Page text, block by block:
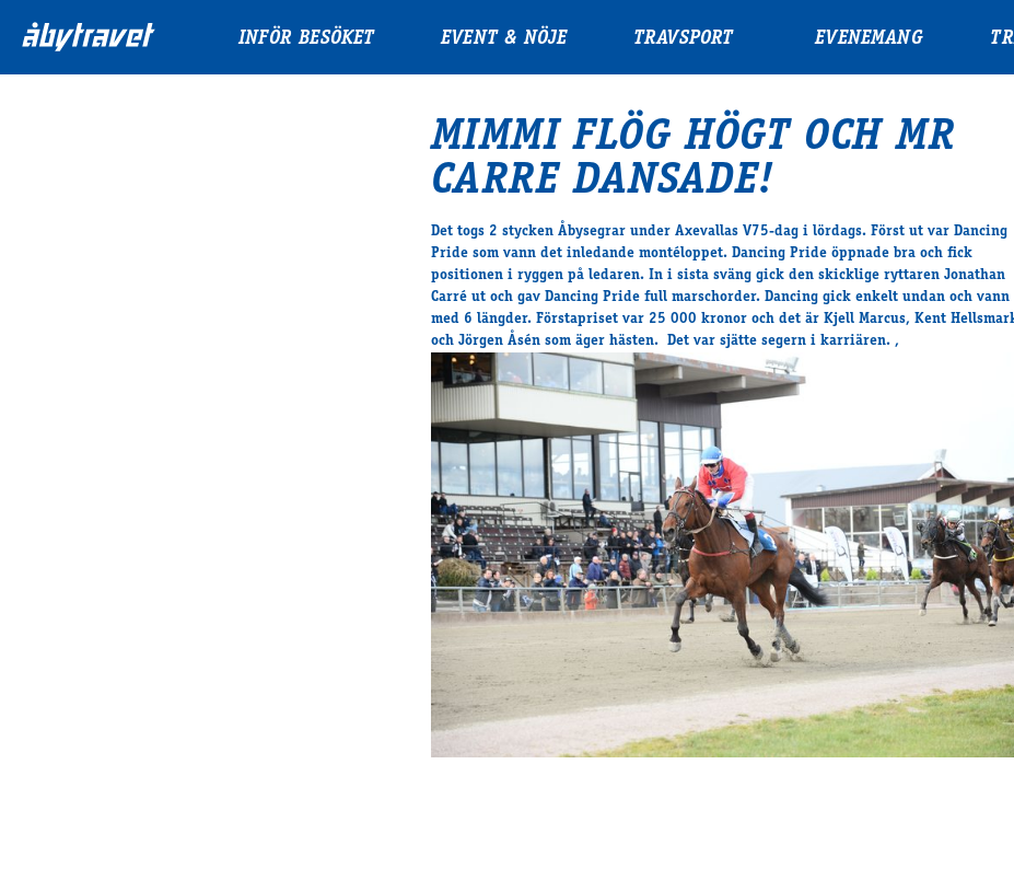
INFÖR BESÖKET EVENT & NÖJE TRAVSPORT EVENEMANG
MIMMI FLÖG HÖGT OCH MR
CARRE DANSADE!
Det togs 2 stycken Åbysegrar under Axevallas V75-dag i lördags. Först ut var Dancing
Pride som vann det inledande montéloppet. Dancing Pride öppnade bra och fick
positionen i ryggen på ledaren. In i sista sväng gick den skicklige ryttaren Jonathan
Carré ut och gav Dancing Pride full marschorder. Dancing gick enkelt undan och vann
med 6 längder. Förstapriset var 25 000 kronor och det är Kjell Marcus, Kent
och Jörgen Åsén som äger hästen. Det var sjätte segern i karriären. ,